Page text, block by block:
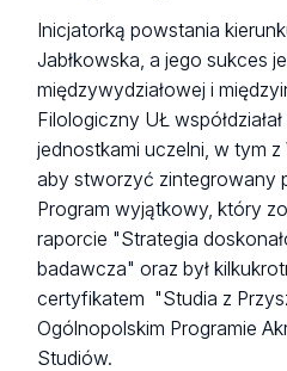
Inicjatorką powstania
Jabłkowska, a jego sukces
międzywydziałowej i
Filologiczny UŁ
jednostkami uczelni, w tym z
aby stworzyć zintegrowany
Program wyjątkowy, który
raporcie "Strategia
badawcza" oraz był
certyfikatem "Studia z
Ogólnopolskim Programie
Studiów.